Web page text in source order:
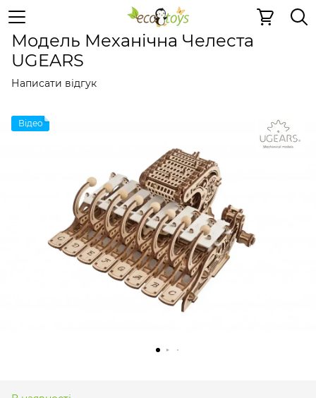
Дерев'яні конструктори Механічні 3D пазли
Модель Механічна Челеста
UGEARS
Написати відгук
Відео